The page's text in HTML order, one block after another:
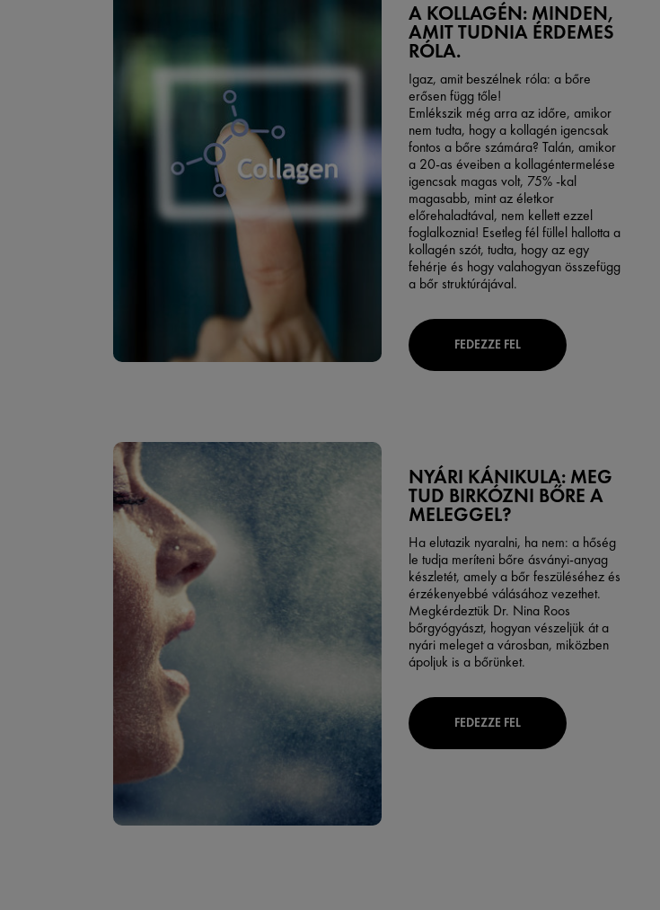
A KOLLAGÉN: MINDEN,
AMIT TUDNIA ÉRDEMES
RÓLA.
Igaz, amit beszélnek róla: a bőre
erősen függ tőle!
Emlékszik még arra az időre, amikor
nem tudta, hogy a kollagén igencsak
fontos a bőre számára? Talán, amikor
a 20-as éveiben a kollagéntermelése
igencsak magas volt, 75% -kal
magasabb, mint az életkor
előrehaladtával, nem kellett ezzel
foglalkoznia! Esetleg fél füllel hallotta a
kollagén szót, tudta, hogy az egy
fehérje és hogy valahogyan összefügg
a bőr struktúrájával.
FEDEZZE FEL
NYÁRI KÁNIKULA: MEG
TUD BIRKÓZNI BŐRE A
MELEGGEL?
Ha elutazik nyaralni, ha nem: a hőség
le tudja meríteni bőre ásványi-anyag
készletét, amely a bőr feszüléséhez és
érzékenyebbé válásához vezethet.
Megkérdeztük Dr. Nina Roos
bőrgyógyászt, hogyan vészeljük át a
nyári meleget a városban, miközben
ápoljuk is a bőrünket.
FEDEZZE FEL